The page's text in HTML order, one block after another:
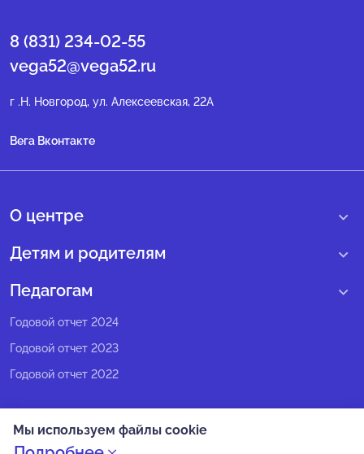
8 (831) 234-02-55
vega52@vega52.ru
г .Н. Новгород, ул. Алексеевская, 22А
Вега Вконтакте
О центре
О нас
Структура регионального центра
Педагогический состав
Попечительский совет
Экспертный совет
СМИ о нас
Детям и родителям
Учебные интенсивные сборы
Календарь всех событий
Педагогам
Программы Веги
Программы Сириус
Методические рекомендации
Годовой отчет 2024
Годовой отчет 2023
Годовой отчет 2022
Политика конфиденциальности
Мы используем файлы cookie